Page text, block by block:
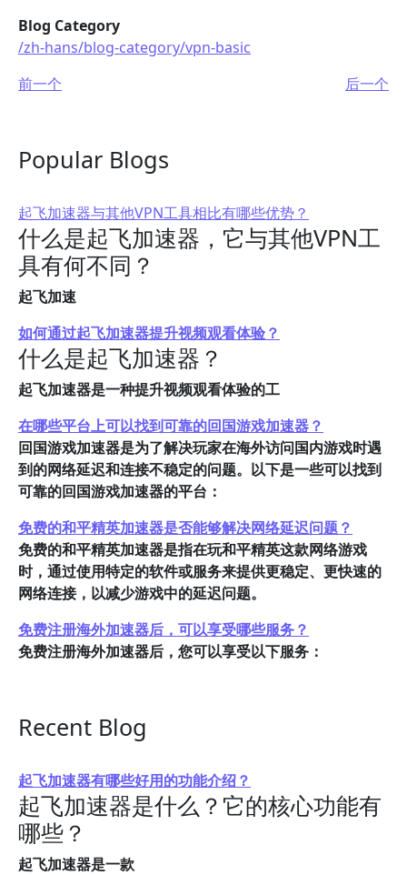
Blog Category
/zh-hans/blog-category/vpn-basic
前一个
后一个
Popular Blogs
起飞加速器与其他VPN工具相比有哪些优势？
什么是起飞加速器，它与其他VPN工
具有何不同？
起飞加速
如何通过起飞加速器提升视频观看体验？
什么是起飞加速器？
起飞加速器是一种提升视频观看体验的工
在哪些平台上可以找到可靠的回国游戏加速器？
回国游戏加速器是为了解决玩家在海外访问国内游戏时遇
到的网络延迟和连接不稳定的问题。以下是一些可以找到
可靠的回国游戏加速器的平台：
免费的和平精英加速器是否能够解决网络延迟问题？
免费的和平精英加速器是指在玩和平精英这款网络游戏
时，通过使用特定的软件或服务来提供更稳定、更快速的
网络连接，以减少游戏中的延迟问题。
免费注册海外加速器后，可以享受哪些服务？
免费注册海外加速器后，您可以享受以下服务：
Recent Blog
起飞加速器有哪些好用的功能介绍？
起飞加速器是什么？它的核心功能有
哪些？
起飞加速器是一款